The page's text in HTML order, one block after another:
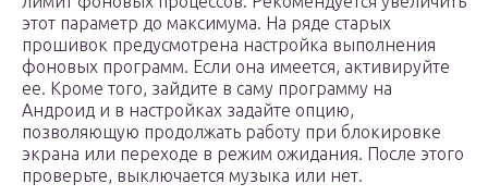
этот параметр до максимума. На ряде старых
прошивок предусмотрена настройка выполнения
фоновых программ. Если она имеется, активируйте
ее. Кроме того, зайдите в саму программу на
Андроид и в настройках задайте опцию,
позволяющую продолжать работу при блокировке
экрана или переходе в режим ожидания. После этого
проверьте, выключается музыка или нет.